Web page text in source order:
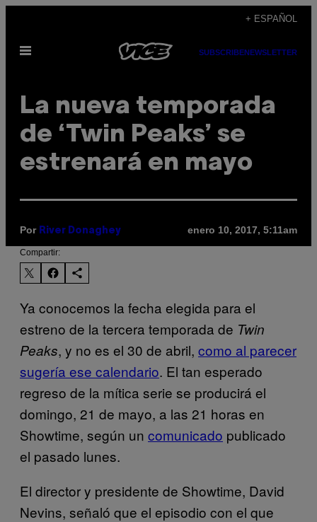
contenido
+ ESPAÑOL
Abrir
SUBSCRIBENEWSLETTER
La nueva temporada
de ‘Twin Peaks’ se
estrenará en mayo
Por River Donaghey enero 10, 2017, 5:11am
Compartir:
Ya conocemos la fecha elegida para el
estreno de la tercera temporada de Twin
Peaks, y no es el 30 de abril, como al parecer
sugería ese calendario. El tan esperado
regreso de la mítica serie se producirá el
domingo, 21 de mayo, a las 21 horas en
Showtime, según un comunicado publicado
el pasado lunes.
El director y presidente de Showtime, David
Nevins, señaló que el episodio con el que